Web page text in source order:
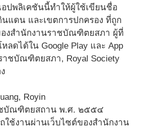
ปพลิเคชันนี้ทำให้ผู้ใช้เขียนชื่อ
นแดน และเขตการปกครอง ที่ถูก
งสำนักงานราชบัณฑิตยสภา ผู้ที่
ลดได้ใน Google Play และ App
าชบัณฑิตยสภา, Royal Society
บัณฑิตยสถาน พ.ศ. ๒๕๕๔
ใช้งานผ่านเว็บไซต์ของสำนักงาน